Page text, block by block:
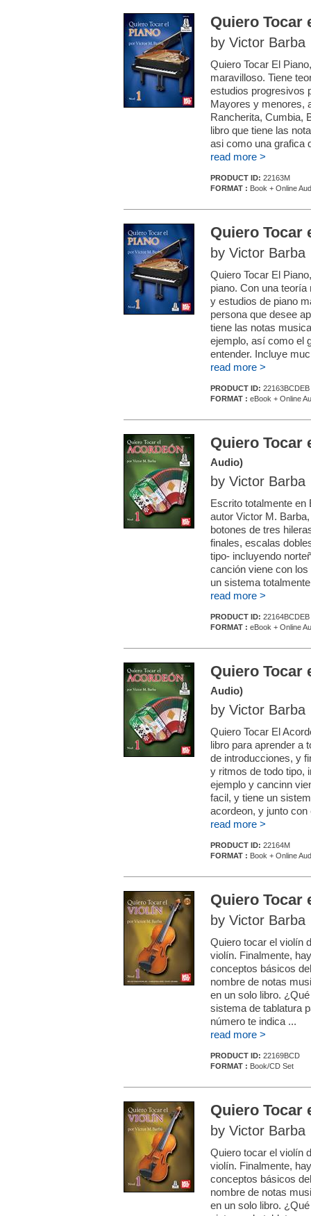
Quiero Tocar
by Victor Barba
Quiero Tocar El
maravilloso. Tiene
estudios progresivos
Mayores y menores,
Rancherita, Cumbia,
libro que tiene las
asi como una grafica
read more >
PRODUCT ID: 22163M
FORMAT : Book + Online
Quiero Tocar
by Victor Barba
Quiero Tocar El
piano. Con una
y estudios de piano
persona que desee
tiene las notas
ejemplo, así como el
entender. Incluye
read more >
PRODUCT ID: 22163BCDEB
FORMAT : eBook + Online
Quiero Tocar
Audio)
by Victor Barba
Escrito totalmente en
autor Victor M.
botones de tres
finales, escalas
tipo- incluyendo
canción viene con
un sistema
read more >
PRODUCT ID: 22164BCDEB
FORMAT : eBook + Online
Quiero Tocar
Audio)
by Victor Barba
Quiero Tocar El
libro para aprender a
de introducciones, y
y ritmos de todo tipo,
ejemplo y cancinn
facil, y tiene un
acordeon, y junto con
read more >
PRODUCT ID: 22164M
FORMAT : Book + Online
Quiero Tocar
by Victor Barba
Quiero tocar el violín
violín. Finalmente,
conceptos básicos
nombre de notas
en un solo libro.
sistema de tablatura
número te indica ...
read more >
PRODUCT ID: 22169BCD
FORMAT : Book/CD Set
Quiero Tocar
by Victor Barba
Quiero tocar el violín
violín. Finalmente,
conceptos básicos
nombre de notas
en un solo libro.